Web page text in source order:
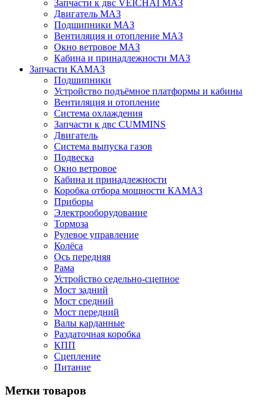
Запчасти к двс VEICHAI МАЗ
Двигатель МАЗ
Подшипники МАЗ
Вентиляция и отопление МАЗ
Окно ветровое МАЗ
Кабина и принадлежности МАЗ
Запчасти КАМАЗ
Подшипники
Устройство подъёмное платформы и кабины
Вентиляция и отопление
Система охлаждения
Запчасти к двс CUMMINS
Двигатель
Система выпуска газов
Подвеска
Окно ветровое
Кабина и принадлежности
Коробка отбора мощности КАМАЗ
Приборы
Электрооборудование
Тормоза
Рулевое управление
Колёса
Ось передняя
Рама
Устройство седельно-сцепное
Мост задний
Мост средний
Мост передний
Валы карданные
Раздаточная коробка
КПП
Сцепление
Питание
Метки товаров